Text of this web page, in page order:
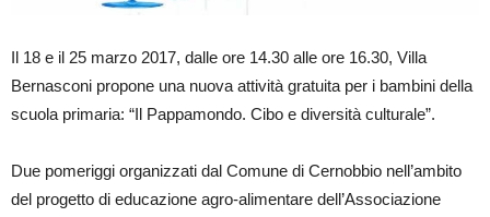
Il 18 e il 25 marzo 2017, dalle ore 14.30 alle ore 16.30, Villa
Bernasconi propone una nuova attività gratuita per i bambini della
scuola primaria: “Il Pappamondo. Cibo e diversità culturale”.
Due pomeriggi organizzati dal Comune di Cernobbio nell’ambito
del progetto di educazione agro-alimentare dell’Associazione